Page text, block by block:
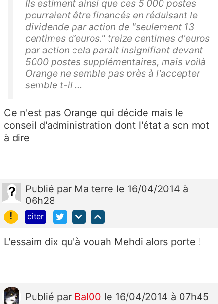
Ils estiment ainsi que ces 5 000 postes
pourraient être financés en réduisant le
dividende par action de "seulement 13
centimes d’euros." treize centimes d'euros
par action cela parait insignifiant devant
5000 postes supplémentaires, mais voilà
Orange ne semble pas près à l'accepter
semble t-il ...
Ce n'est pas Orange qui décide mais le
conseil d'administration dont l'état a son mot
à dire
Publié par Ma terre le 16/04/2014 à
06h28
!
citer
L'essaim dix qu'à vouah Mehdi alors porte !
Publié par Bal00 le 16/04/2014 à 07h45